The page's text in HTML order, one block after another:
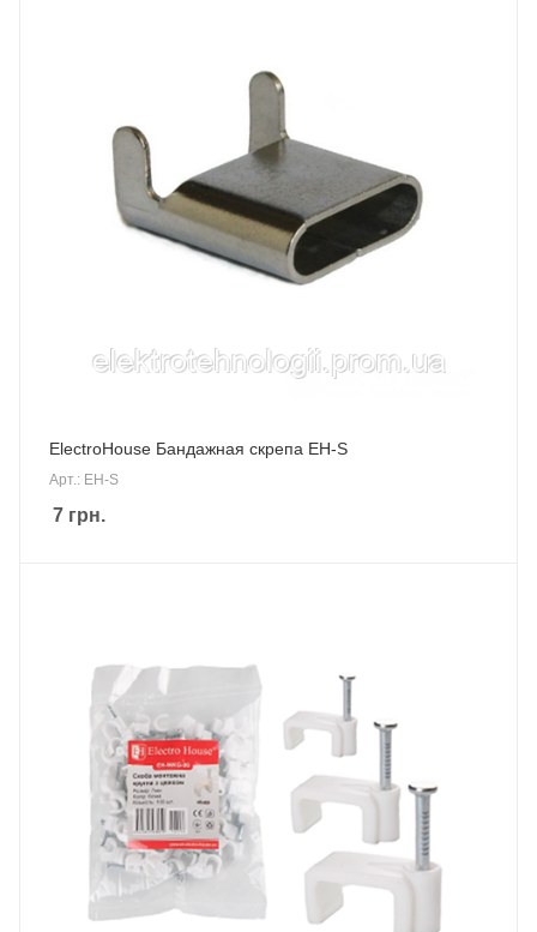
ElectroHouse Бандажная скрепа EH-S
Арт.: EH-S
7 грн.